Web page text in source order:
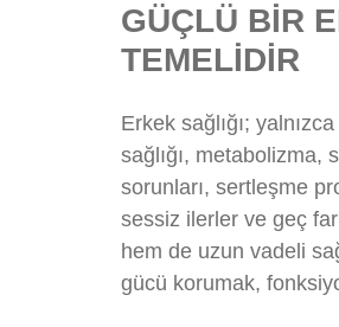
GÜÇLÜ BİR
TEMELİDİR
Erkek sağlığı;
sağlığı, metabolizma,
sorunları, sertleşme
sessiz ilerler ve geç
hem de uzun vadeli
gücü korumak,